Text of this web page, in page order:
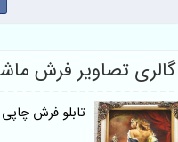
گالری تصاویر فرش
تابلو فرش چاپی